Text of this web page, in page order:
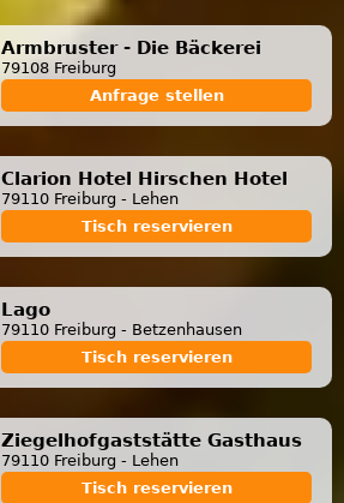
Armbruster - Die Bäckerei
79108 Freiburg
Anfrage stellen
Clarion Hotel Hirschen Hotel
79110 Freiburg - Lehen
Tisch reservieren
Lago
79110 Freiburg - Betzenhausen
Tisch reservieren
Ziegelhofgaststätte Gasthaus
79110 Freiburg - Lehen
Tisch reservieren